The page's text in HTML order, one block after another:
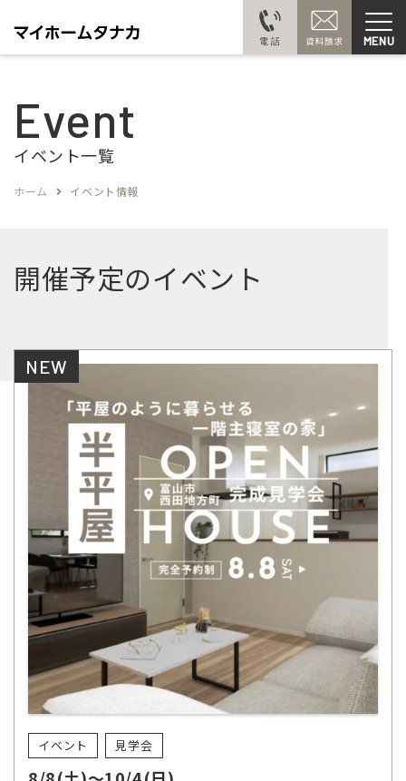
MENU
Event
イベント一覧
ホーム イベント情報
開催予定のイベント
NEW
イベント 見学会